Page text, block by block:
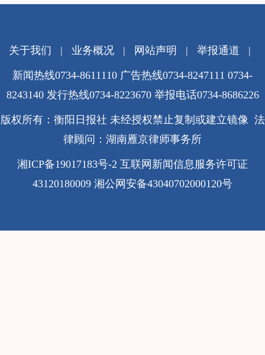
关于我们 | 业务概况| 网站声明 | 举报通道 |
新闻热线0734-8611110 广告热线0734-8247111 0734-
8243140 发行热线0734-8223670 举报电话0734-8686226
版权所有：衡阳日报社 未经授权禁止复制或建立镜像 法
律顾问：湖南雁京律师事务所
湘ICP备19017183号-2 互联网新闻信息服务许可证
43120180009 湘公网安备43040702000120号